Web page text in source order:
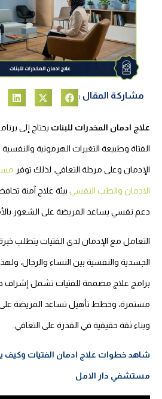
مشاركة المقال :
علاج ادمان المخدرات للبنات يحتاج إلى
الفتاة وطبيعة التغيرات الهرمونية
الإدمان وعلى مرحلة التعافي، لذلك توفر
الادمان والطب النفسي بيئة علاج آمنة
دعم نفسي يساعد المريضة على الشعور
التعامل مع الإدمان لدى الفتيات يتطلب
الجسدية والنفسية بين النساء والرجال،
برامج علاج مصممة للفتيات تشمل إشراف
مستمرة، وخطط تأهيل تساعد المريضة على
وبناء ثقة حقيقية في القدرة على التعافي.
شاهد خطوات علاج ادمان الفتيات وكيف
مستشفي دار الامل